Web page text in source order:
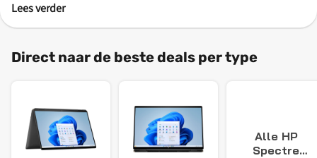
Lees verder
Direct naar de beste deals per type
Alle HP
Spectre